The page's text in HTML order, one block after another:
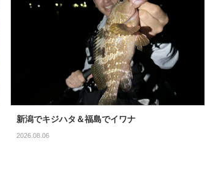
新潟でキジハタ＆福島でイワナ
2026.08.06